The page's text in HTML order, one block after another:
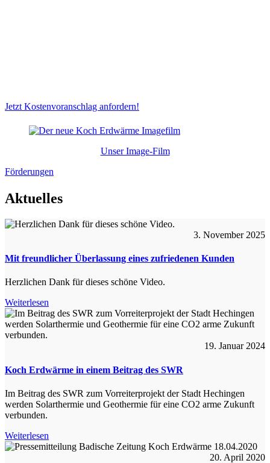
Jetzt Kostenvoranschlag anfordern!
Unser Image-Film
Förderungen
Aktuelles
3. November 2025
Mit freundlicher Überlassung eines zufriedenen Kunden
Herzlichen Dank für dieses schöne Video.
Weiterlesen
19. Januar 2024
Koch Erdwärme in einem Beitrag des SWR
Im Beitrag des SWR zum Vorreiterprojekt der Stadt Hechingen
werden Solarthermie und Geothermie für eine CO2 arme Zukunft
verbunden.
Weiterlesen
20. April 2020